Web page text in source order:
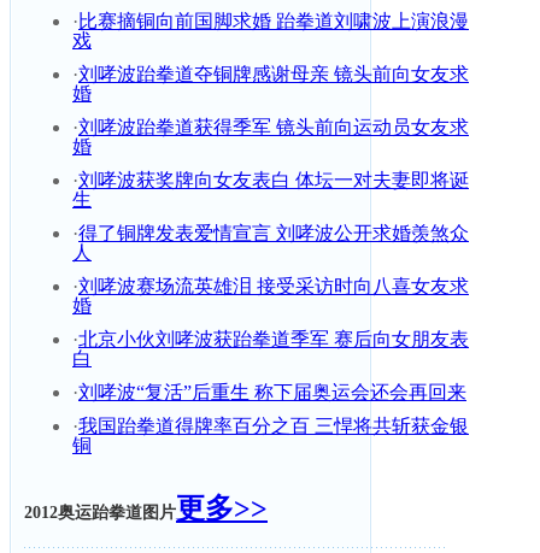
·比赛摘铜向前国脚求婚 跆拳道刘啸波上演浪漫
戏
·刘哮波跆拳道夺铜牌感谢母亲 镜头前向女友求
婚
·刘哮波跆拳道获得季军 镜头前向运动员女友求
婚
·刘哮波获奖牌向女友表白 体坛一对夫妻即将诞
生
·得了铜牌发表爱情宣言 刘哮波公开求婚羡煞众
人
·刘哮波赛场流英雄泪 接受采访时向八喜女友求
婚
·北京小伙刘哮波获跆拳道季军 赛后向女朋友表
白
·刘哮波“复活”后重生 称下届奥运会还会再回来
·我国跆拳道得牌率百分之百 三悍将共斩获金银
铜
2012奥运跆拳道图片更多>>